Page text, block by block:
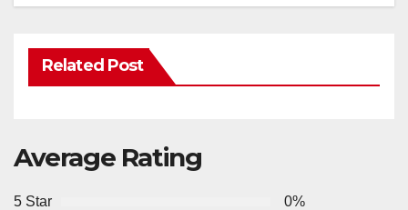
Related Post
Average Rating
5 Star
0%